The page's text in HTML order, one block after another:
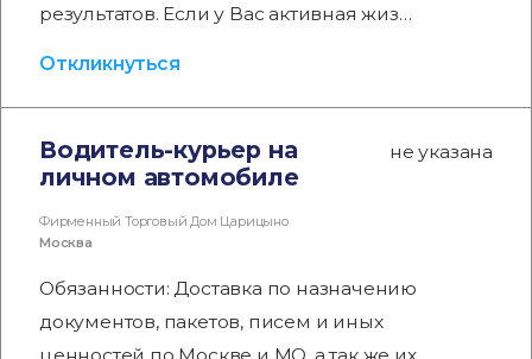
результатов. Если у Вас активная жиз…
Откликнуться
Водитель-курьер на
личном автомобиле
не указана
Фирменный Торговый Дом Царицыно
Москва
Обязанности: Доставка по назначению
документов, пакетов, писем и иных
ценностей по Москве и МО, а так же их